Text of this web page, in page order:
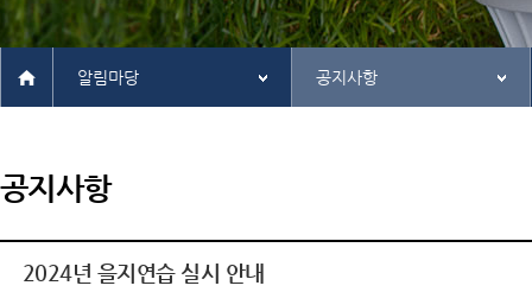
알림마당 공지사항
공지사항
2024년 을지연습 실시 안내